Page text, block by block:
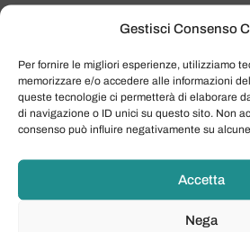
Gestisci Consenso
Per fornire le migliori esperienze, utilizziamo
memorizzare e/o accedere alle informazioni
queste tecnologie ci permetterà di elaborare
di navigazione o ID unici su questo sito. Non
consenso può influire negativamente su
Accetta
Nega
JCB 145XR:
Cingolato
Spazi Ristretti